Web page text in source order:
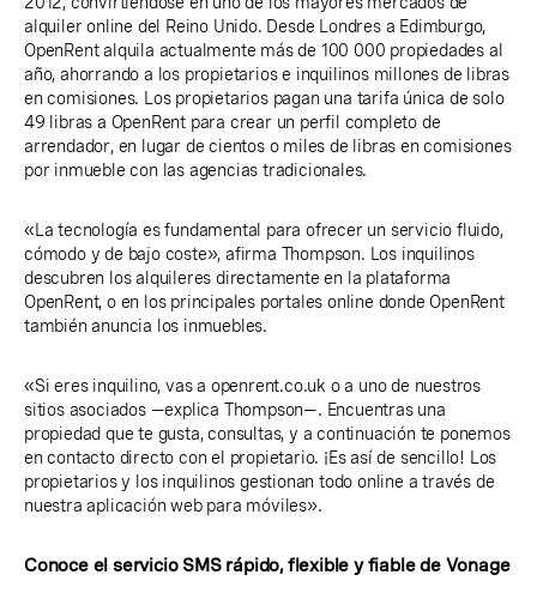
alquiler online del Reino Unido. Desde Londres a Edimburgo,
OpenRent alquila actualmente más de 100 000 propiedades al
año, ahorrando a los propietarios e inquilinos millones de libras
en comisiones. Los propietarios pagan una tarifa única de solo
49 libras a OpenRent para crear un perfil completo de
arrendador, en lugar de cientos o miles de libras en comisiones
por inmueble con las agencias tradicionales.
«La tecnología es fundamental para ofrecer un servicio fluido,
cómodo y de bajo coste», afirma Thompson. Los inquilinos
descubren los alquileres directamente en la plataforma
OpenRent, o en los principales portales online donde OpenRent
también anuncia los inmuebles.
«Si eres inquilino, vas a openrent.co.uk o a uno de nuestros
sitios asociados —explica Thompson—. Encuentras una
propiedad que te gusta, consultas, y a continuación te ponemos
en contacto directo con el propietario. ¡Es así de sencillo! Los
propietarios y los inquilinos gestionan todo online a través de
nuestra aplicación web para móviles».
Conoce el servicio SMS rápido, flexible y fiable de Vonage